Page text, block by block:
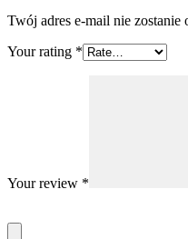
Twój adres e-mail nie zostanie
Your rating *
Your review *